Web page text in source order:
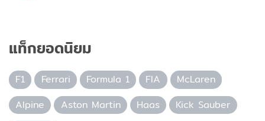
แท็กยอดนิยม
F1 Ferrari Formula 1 FIA
McLaren
Alpine
Aston Martin Haas
Kick Sauber